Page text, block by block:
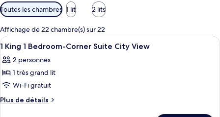
Filtres
disponibles
pour
les
chambres
Toutes les chambres 1 lit 2 lits
Affichage de 22 chambre(s) sur 22
Afficher
toutes
les
photos
pour
ce
Une chambre d’hôtel avec un grand
16
1 King 1 Bedroom-Corner Suite City View
2 personnes
1 très grand lit
Wi-Fi gratuit
Plus de détails
Plus